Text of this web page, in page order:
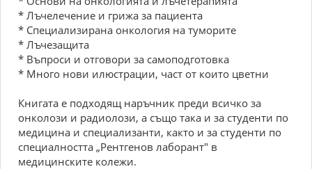
* Лъчелечение и грижа за пациента
* Специализирана онкология на туморите
* Лъчезащита
* Въпроси и отговори за самоподготовка
* Много нови илюстрации, част от които цветни
Книгата е подходящ наръчник преди всичко за
онколози и радиолози, а също така и за студенти по
медицина и специализанти, както и за студенти по
специалността „Рентгенов лаборант" в
медицинските колежи.